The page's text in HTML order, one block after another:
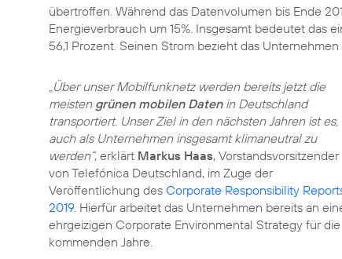
übertroffen. Während das Datenvolumen bis Ende
Energieverbrauch um 15%. Insgesamt bedeutet das
56,1 Prozent. Seinen Strom bezieht das
„Über unser Mobilfunknetz werden bereits jetzt die
meisten grünen mobilen Datenin Deutschland
transportiert. Unser Ziel in den nächsten Jahren ist es,
auch als Unternehmen insgesamt klimaneutral zu
werden“, erklärt Markus Haas, Vorstandsvorsitzender
von Telefónica Deutschland, im Zuge der
Veröffentlichung des Corporate Responsibility
2019. Hierfür arbeitet das Unternehmen bereits an
ehrgeizigen Corporate Environmental Strategy für die
kommenden Jahre.